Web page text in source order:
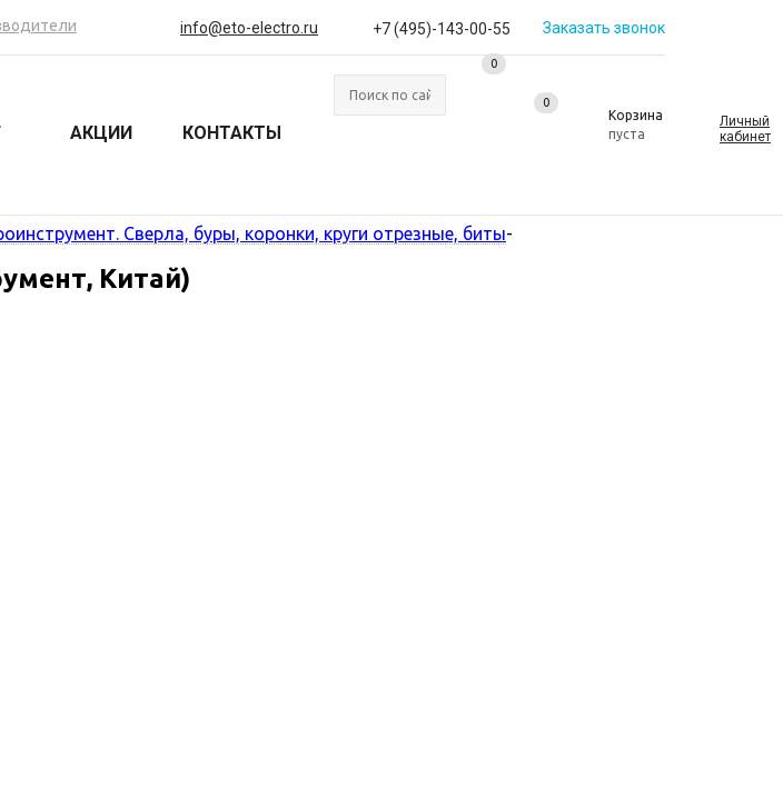
info@eto-electro.ru +7 (495)-143-00-55 Заказать звонок
АКЦИИ КОНТАКТЫ
0
0
Корзина
пуста
Личный
кабинет
Сверла, буры, коронки, круги отрезные, биты-
Китай)